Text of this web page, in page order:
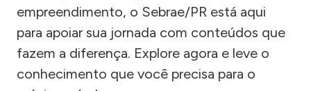
empreendimento, o Sebrae/PR está aqui
para apoiar sua jornada com conteúdos que
fazem a diferença. Explore agora e leve o
conhecimento que você precisa para o